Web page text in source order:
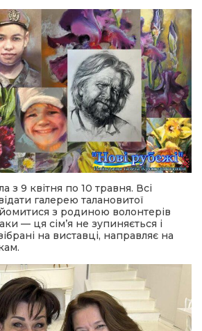
з 9 квітня по 10 травня. Всі
галерею талановитої
з родиною волонтерів
— ця сім’я не зупиняється і
на виставці, направляє на